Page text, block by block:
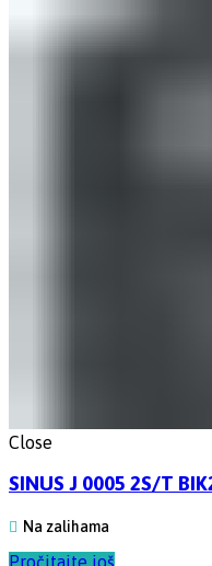
Close
SINUS J 0005 2S/T
Na zalihama
Pročitajte još